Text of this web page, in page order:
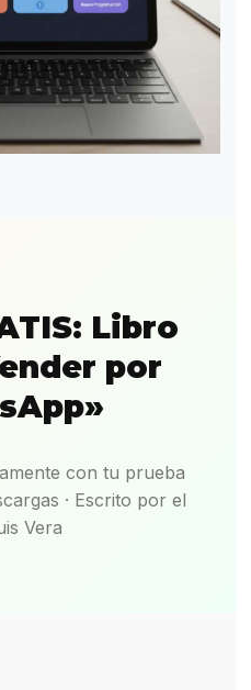
Libro
por
con tu prueba
· Escrito por el
Vera